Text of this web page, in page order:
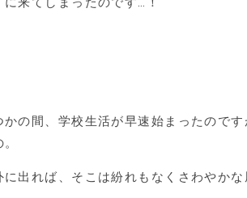
の間、学校生活が早速始まったので
出れば、そこは紛れもなくさわやか